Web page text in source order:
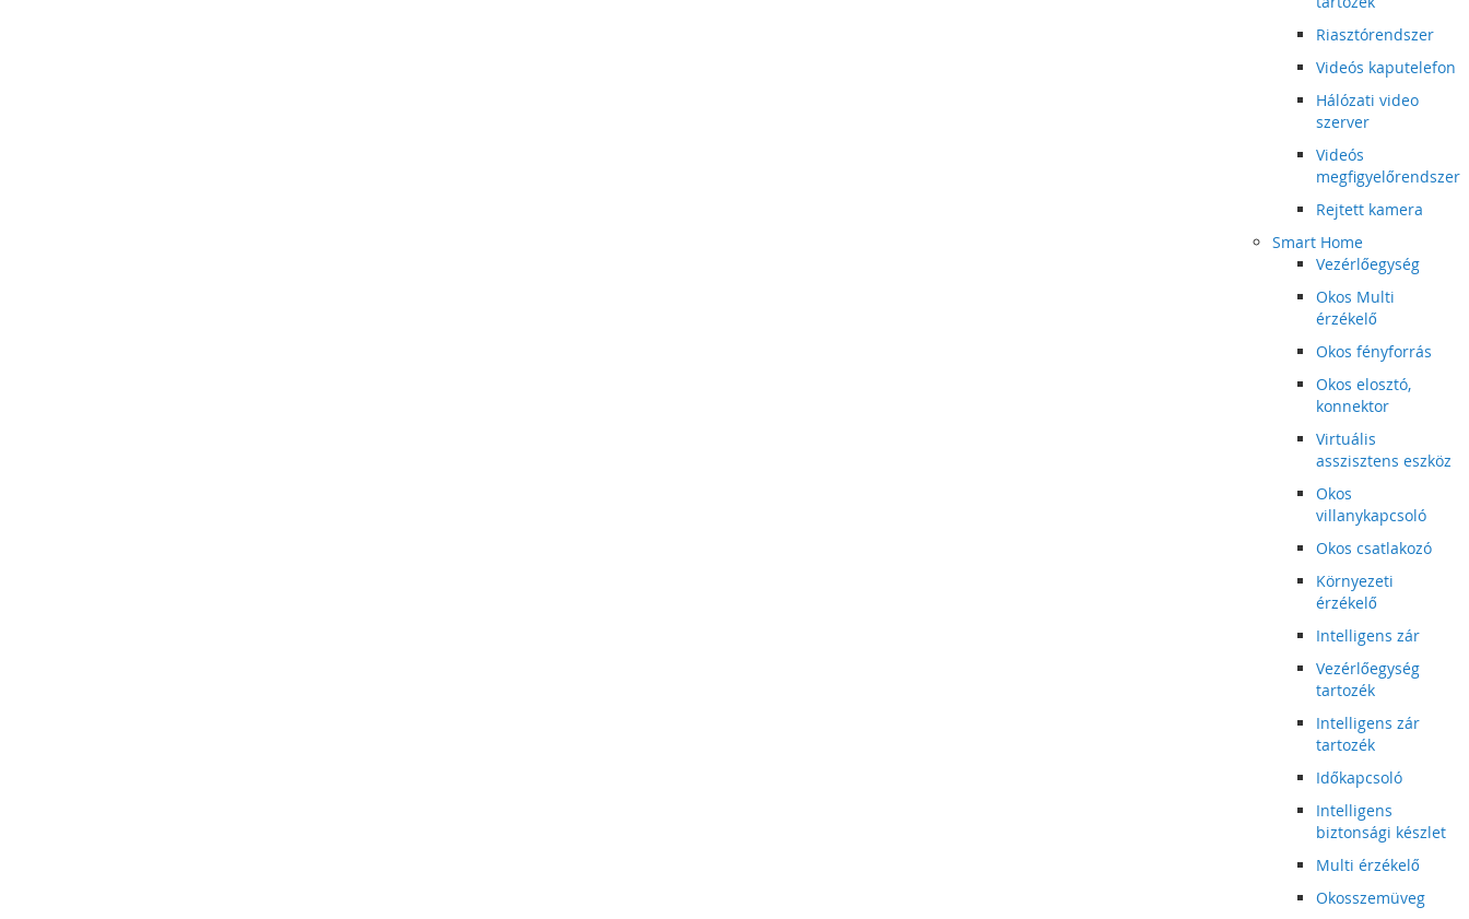
Riasztórendszer
Videós kaputelefon
Hálózati video
szerver
Videós
megfigyelőrendszer
Rejtett kamera
Smart Home
Vezérlőegység
Okos Multi
érzékelő
Okos fényforrás
Okos elosztó,
konnektor
Virtuális
asszisztens eszköz
Okos
villanykapcsoló
Okos csatlakozó
Környezeti
érzékelő
Intelligens zár
Vezérlőegység
tartozék
Intelligens zár
tartozék
Időkapcsoló
Intelligens
biztonsági készlet
Multi érzékelő
Okosszemüveg